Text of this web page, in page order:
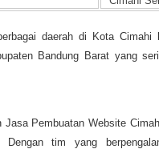
daerah di Kota Cimahi
Bandung Barat yang
Jasa Pembuatan Website
tim yang